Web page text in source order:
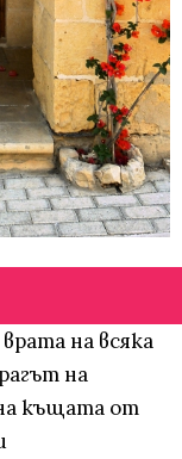
на всяка
на
къщата от